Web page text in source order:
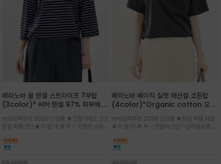
베라노바 쿨 텐셀 스트라이프 7부탑
(3color)* 써머 텐셀 97% 피부에 닿
소재
md강력추천 2026 신상품 ★간절기에도 굿굿
한정 득템 찬스★주.문.대.폭.주 - 전컬러 순차발
있는 드롭숄더와 7부 소매가 더해져 팔 라인을
자연스럽게 커버해주는 아이템/얇고 가벼운 터
치감으로 편안
56,000원
베라노바 베이직 실켓 에션셜 코튼탑
(4color)*Organic cotton 오가
로 실켓 베이직 코튼으로 은은한 광택과
매끄러운 터치감
md강력추천 2026 신상품 ★한정 득템 세일
★주.문.대.폭.주 - 전컬러 인긴`~순차발송중
떨어지는 핏으로, 단독 착용 시에도 꾸안꾸(꾸민
듯 안 꾸민 듯) 에센셜 무드를 연출하세요
49,000원